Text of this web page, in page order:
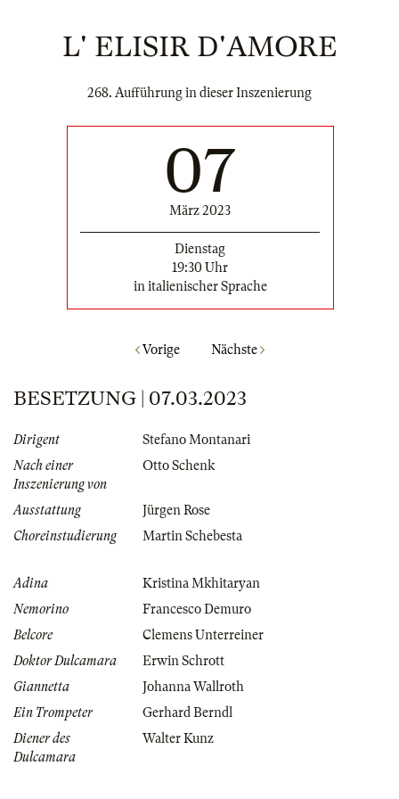
L' ELISIR D'AMORE
268. Aufführung in dieser Inszenierung
07
März 2023
Dienstag
19:30 Uhr
in italienischer Sprache
Vorige Nächste
BESETZUNG | 07.03.2023
Dirigent
Stefano Montanari
Nach einer
Inszenierung von
Otto Schenk
Ausstattung
Jürgen Rose
Choreinstudierung
Martin Schebesta
Adina
Kristina Mkhitaryan
Nemorino
Francesco Demuro
Belcore
Clemens Unterreiner
Doktor Dulcamara
Erwin Schrott
Giannetta
Johanna Wallroth
Ein Trompeter
Gerhard Berndl
Diener des
Dulcamara
Walter Kunz